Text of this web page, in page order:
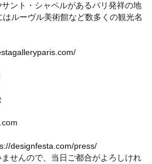
ント・シャペルがあるパリ発祥の地
はルーヴル美術館など数多くの観光名
designfesta.com/press/
せんので、当日ご都合がよろしけれ